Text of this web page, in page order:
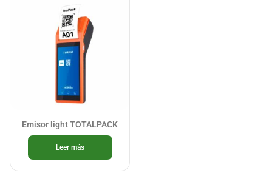
Emisor light TOTALPACK
Leer más